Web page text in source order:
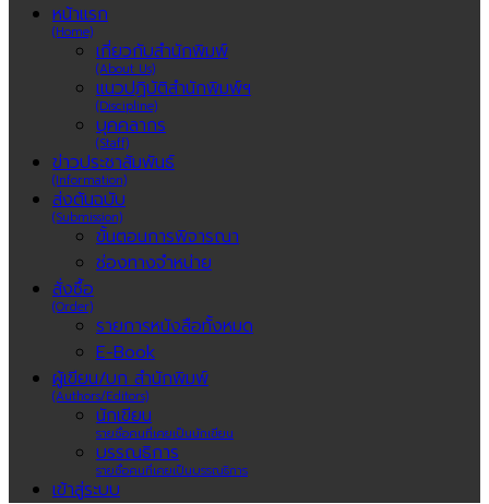
หน้าแรก
(Home)
เกี่ยวกับสำนักพิมพ์
(About Us)
แนวปฏิบัติสำนักพิมพ์ฯ
(Discipline)
บุคคลากร
(Staff)
ข่าวประชาสัมพันธ์
(Information)
ส่งต้นฉบับ
(Submission)
ขั้นตอนการพิจารณา
ช่องทางจำหน่าย
สั่งซื้อ
(Order)
รายการหนังสือทั้งหมด
E-Book
ผู้เขียน/บก สำนักพิมพ์
(Authors/Editors)
นักเขียน
รายชื่อคนที่เคยเป็นนักเขียน
บรรณธิการ
รายชื่อคนที่เคยเป็นบรรณธิการ
เข้าสู่ระบบ